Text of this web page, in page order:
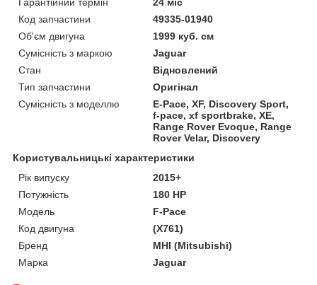
Код запчастини
49335-01940
Об'єм двигуна
1999 куб. см
Сумісність з маркою
Jaguar
Стан
Відновлений
Тип запчастини
Оригінал
Сумісність з моделлю
E-Pace, XF, Discovery Sport,
f-pace, xf sportbrake, XE,
Range Rover Evoque, Range
Rover Velar, Discovery
Користувальницькі характеристики
Рік випуску
2015+
Потужність
180 HP
Модель
F-Pace
Код двигуна
(X761)
Бренд
MHI (Mitsubishi)
Марка
Jaguar